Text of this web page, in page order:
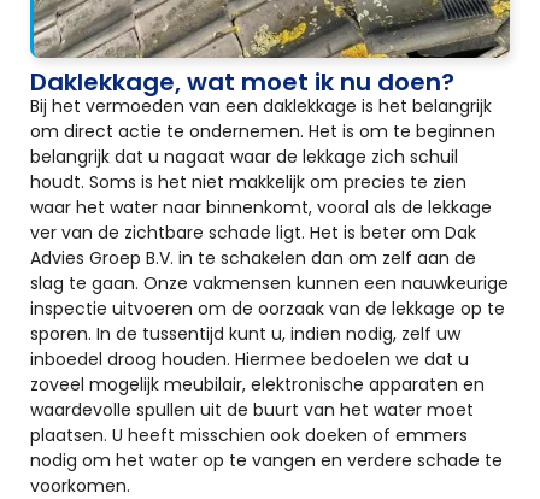
Daklekkage, wat moet ik nu doen?
Bij het vermoeden van een daklekkage is het belangrijk
om direct actie te ondernemen. Het is om te beginnen
belangrijk dat u nagaat waar de lekkage zich schuil
houdt. Soms is het niet makkelijk om precies te zien
waar het water naar binnenkomt, vooral als de lekkage
ver van de zichtbare schade ligt. Het is beter om Dak
Advies Groep B.V. in te schakelen dan om zelf aan de
slag te gaan. Onze vakmensen kunnen een nauwkeurige
inspectie uitvoeren om de oorzaak van de lekkage op te
sporen. In de tussentijd kunt u, indien nodig, zelf uw
inboedel droog houden. Hiermee bedoelen we dat u
zoveel mogelijk meubilair, elektronische apparaten en
waardevolle spullen uit de buurt van het water moet
plaatsen. U heeft misschien ook doeken of emmers
nodig om het water op te vangen en verdere schade te
voorkomen.